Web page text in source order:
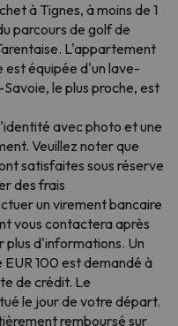
à Tignes, à moins de 1
parcours de golf de
L'appartement
est équipée d'un lave-
le plus proche, est
avec photo et une
Veuillez noter que
satisfaites sous réserve
des frais
un virement bancaire
vous contactera après
plus d'informations. Un
100 est demandé à
de crédit. Le
le jour de votre départ.
remboursé sur